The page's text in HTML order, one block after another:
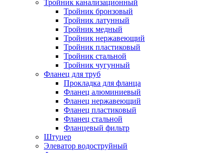
Тройник канализационный
Тройник бронзовый
Тройник латунный
Тройник медный
Тройник нержавеющий
Тройник пластиковый
Тройник стальной
Тройник чугунный
Фланец для труб
Прокладка для фланца
Фланец алюминиевый
Фланец нержавеющий
Фланец пластиковый
Фланец стальной
Фланцевый фильтр
Штуцер
Элеватор водоструйный